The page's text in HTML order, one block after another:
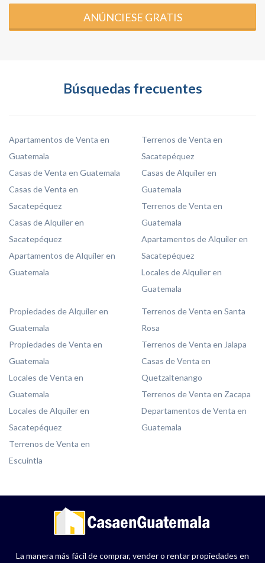
ANÚNCIESE GRATIS
Búsquedas frecuentes
Apartamentos de Venta en
Guatemala
Casas de Venta en Guatemala
Casas de Venta en
Sacatepéquez
Casas de Alquiler en
Sacatepéquez
Apartamentos de Alquiler en
Guatemala
Terrenos de Venta en
Sacatepéquez
Casas de Alquiler en
Guatemala
Terrenos de Venta en
Guatemala
Apartamentos de Alquiler en
Sacatepéquez
Locales de Alquiler en
Guatemala
Propiedades de Alquiler en
Guatemala
Propiedades de Venta en
Guatemala
Locales de Venta en
Guatemala
Locales de Alquiler en
Sacatepéquez
Terrenos de Venta en
Escuintla
Terrenos de Venta en Santa
Rosa
Terrenos de Venta en Jalapa
Casas de Venta en
Quetzaltenango
Terrenos de Venta en Zacapa
Departamentos de Venta en
Guatemala
La manera más fácil de comprar, vender o rentar propiedades en